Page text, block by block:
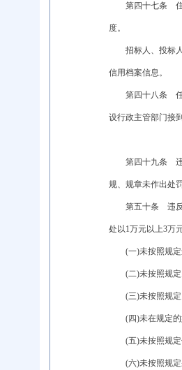
第四十七条 住房
度。
招标人、投标人
信用档案信息。
第四十八条 任何
设行政主管部门接
第四十九条 违反
规、规章未作出处
第五十条 违反本
处以1万元以上3万
(一)未按照规定
(二)未按照规定
(三)未按照规定
(四)未在规定的
(五)未按照规定
(六)未按照规定